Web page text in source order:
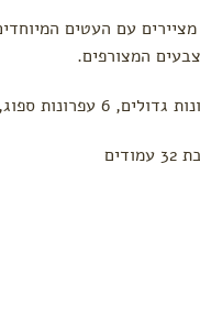
עם העטים
המצורפים.